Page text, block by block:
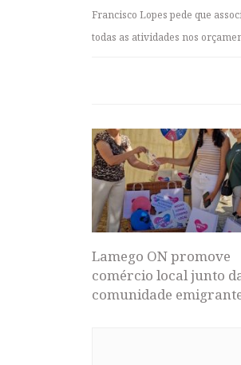
Francisco Lopes pede que
todas as atividades nos
Lamego ON promove
comércio local junto
comunidade